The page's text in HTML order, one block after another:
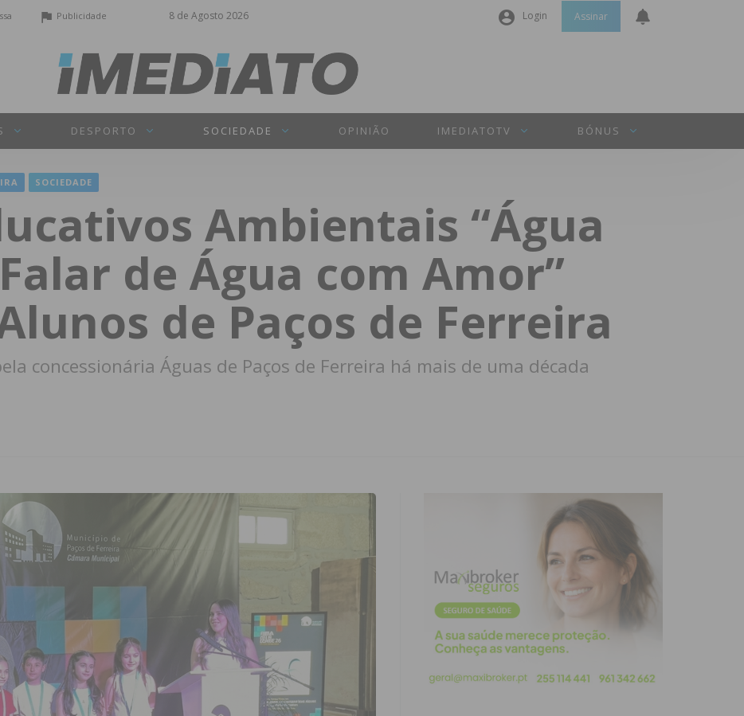
8 de Agosto 2026
Publicidade Login
Senha
Manter sessão
INICIAR SESSÃO
Perdeu a sua senha?
Assinar
DESPORTO SOCIEDADE OPINIÃO IMEDIATOTV BÓNUS
SOCIEDADE
Ambientais “Água
de Água com Amor”
de Paços de Ferreira
concessionária Águas de Paços de Ferreira há mais de uma década